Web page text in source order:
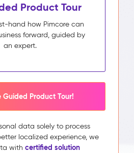
Product Tour
hand how Pimcore can
forward, guided by
an expert.
Guided Product Tour!
data solely to process
localized experience, we
with certified solution